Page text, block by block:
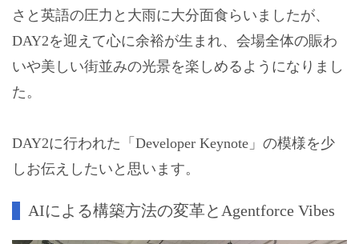
さと英語の圧力と大雨に大分面食らいましたが、
DAY2を迎えて心に余裕が生まれ、会場全体の賑わ
いや美しい街並みの光景を楽しめるようになりまし
た。
DAY2に行われた「Developer Keynote」の模様を少
しお伝えしたいと思います。
AIによる構築方法の変革とAgentforce Vibes